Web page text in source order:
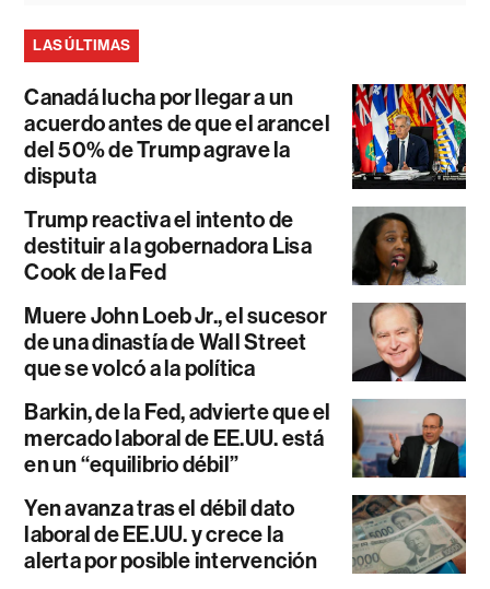
LAS ÚLTIMAS
Canadá lucha por llegar a un
acuerdo antes de que el arancel
del 50% de Trump agrave la
disputa
Trump reactiva el intento de
destituir a la gobernadora Lisa
Cook de la Fed
Muere John Loeb Jr., el sucesor
de una dinastía de Wall Street
que se volcó a la política
Barkin, de la Fed, advierte que el
mercado laboral de EE.UU. está
en un “equilibrio débil”
Yen avanza tras el débil dato
laboral de EE.UU. y crece la
alerta por posible intervención